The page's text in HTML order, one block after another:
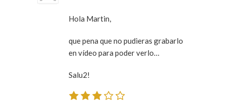
Hola Martin,
que pena que no pudieras grabarlo
en vídeo para poder verlo…
Salu2!